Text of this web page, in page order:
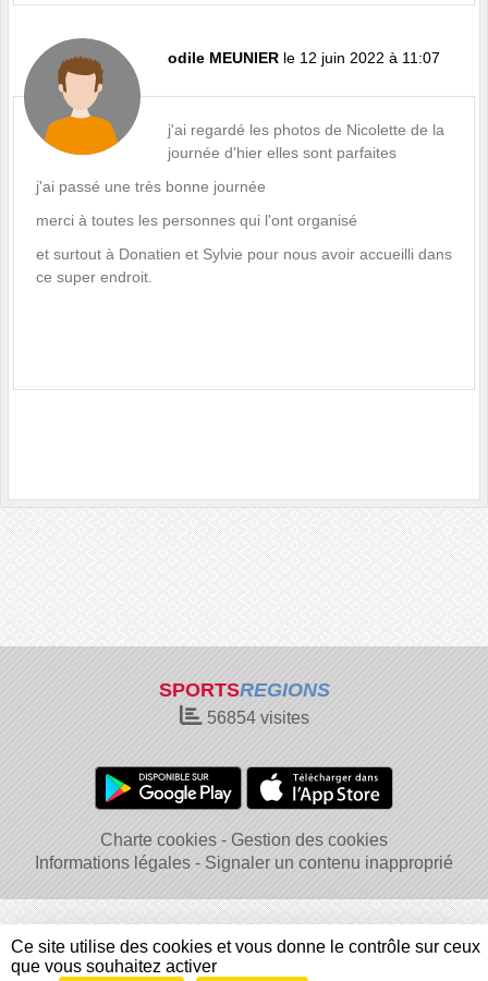
odile MEUNIER le 12 juin 2022 à 11:07
j'ai regardé les photos de Nicolette de la
journée d'hier elles sont parfaites
j'ai passé une très bonne journée
merci à toutes les personnes qui l'ont organisé
et surtout à Donatien et Sylvie pour nous avoir accueilli dans
ce super endroit.
SPORTSREGIONS
56854visites
Charte cookies
Gestion des cookies
Informations légales
Signaler un contenu inapproprié
Ce site utilise des cookies et vous donne le contrôle sur ceux
que vous souhaitez activer